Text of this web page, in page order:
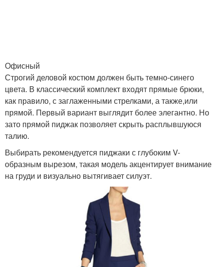
Офисный
Строгий деловой костюм должен быть темно-синего
цвета. В классический комплект входят прямые брюки,
как правило, с заглаженными стрелками, а также,или
прямой. Первый вариант выглядит более элегантно. Но
зато прямой пиджак позволяет скрыть расплывшуюся
талию.
Выбирать рекомендуется пиджаки с глубоким V-
образным вырезом, такая модель акцентирует внимание
на груди и визуально вытягивает силуэт.